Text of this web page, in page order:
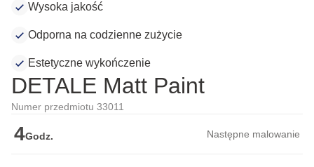
Wysoka jakość
Odporna na codzienne zużycie
Estetyczne wykończenie
DETALE Matt Paint
Numer przedmiotu 33011
4Godz. Następne malowanie